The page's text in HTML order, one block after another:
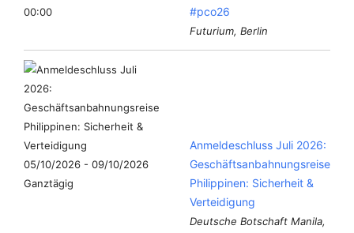
00:00
#pco26
Futurium, Berlin
05/10/2026 - 09/10/2026
Ganztägig
Anmeldeschluss Juli 2026:
Geschäftsanbahnungsreise
Philippinen: Sicherheit &
Verteidigung
Deutsche Botschaft Manila,